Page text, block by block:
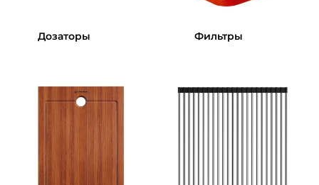
Дозаторы Фильтры